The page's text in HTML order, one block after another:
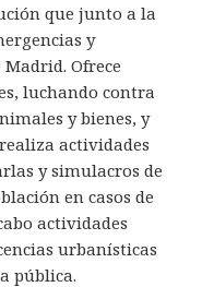
que junto a la
y
Ofrece
luchando contra
y bienes, y
actividades
y simulacros de
en casos de
actividades
urbanísticas
pública.